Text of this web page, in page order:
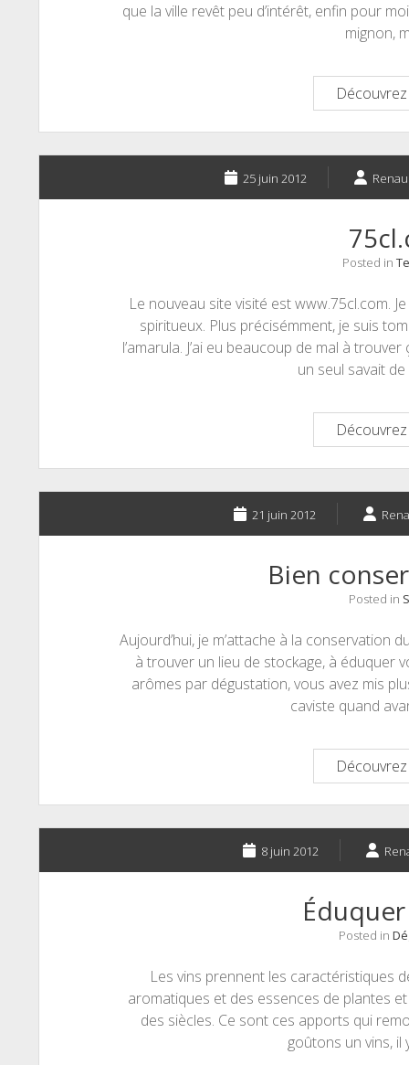
que la ville revêt peu d’intérêt, enfin pour
mignon,
25 juin 2012
Posted in
Le nouveau site visité est www.75cl.com.
spiritueux. Plus précisémment, je suis
l’amarula. J’ai eu beaucoup de mal à
un seul savait
21 juin 2012
Bien
Posted in
Aujourd’hui, je m’attache à la conservation
à trouver un lieu de stockage, à éduquer
arômes par dégustation, vous avez mis
caviste quand
8 juin 2012
Posted in
Les vins prennent les caractéristiques
aromatiques et des essences de plantes
des siècles. Ce sont ces apports qui
goûtons un vins, il